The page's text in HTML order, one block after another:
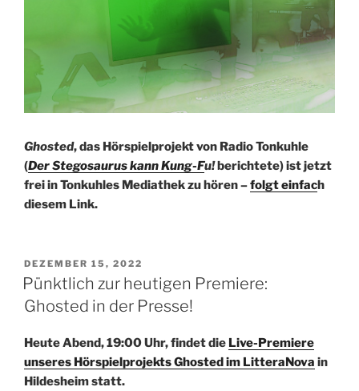
Ghosted, das Hörspielprojekt von Radio Tonkuhle
(Der Stegosaurus kann Kung-Fu!berichtete) ist jetzt
frei in Tonkuhles Mediathek zu hören –folgt einfach
diesem Link.
VERÖFFENTLICHT
AM
DEZEMBER 15, 2022
Pünktlich zur heutigen Premiere:
Ghosted in der Presse!
Heute Abend, 19:00 Uhr, findet die Live-Premiere
unseres Hörspielprojekts Ghosted im LitteraNova in
Hildesheim statt.